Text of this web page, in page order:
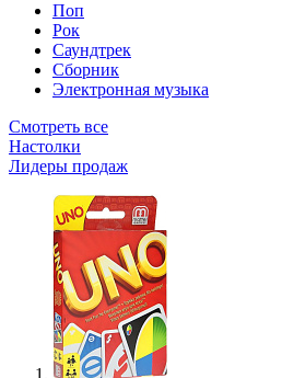
Поп
Рок
Саундтрек
Сборник
Электронная музыка
Смотреть все
Настолки
Лидеры продаж